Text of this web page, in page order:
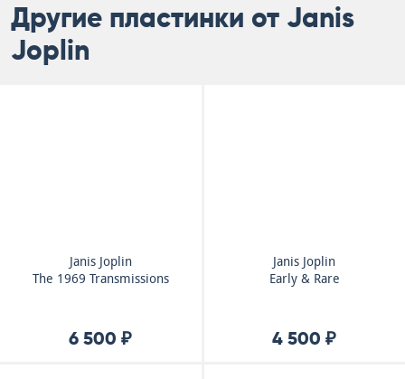
Другие пластинки от Janis
Joplin
Janis Joplin
The 1969 Transmissions
6 500 ₽
Janis Joplin
Early & Rare
4 500 ₽